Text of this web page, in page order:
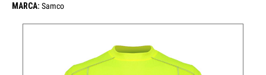
MARCA: Samco